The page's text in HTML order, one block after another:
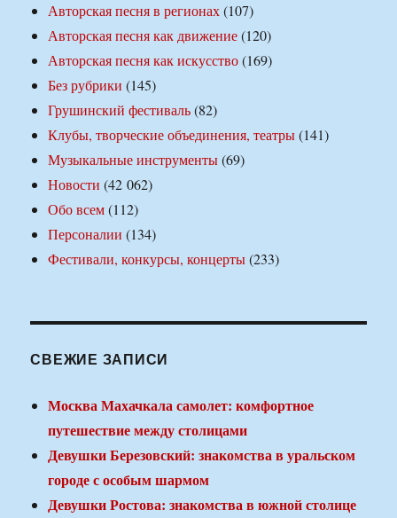
Авторская песня в регионах(107)
Авторская песня как движение(120)
Авторская песня как искусство(169)
Без рубрики (145)
Грушинский фестиваль(82)
Клубы, творческие объединения, театры(141)
Музыкальные инструменты(69)
Новости (42 062)
Обо всем(112)
Персоналии (134)
Фестивали, конкурсы, концерты(233)
СВЕЖИЕ ЗАПИСИ
Москва Махачкала самолет: комфортное
путешествие между столицами
Девушки Березовский: знакомства в уральском
городе с особым шармом
Девушки Ростова: знакомства в южной столице